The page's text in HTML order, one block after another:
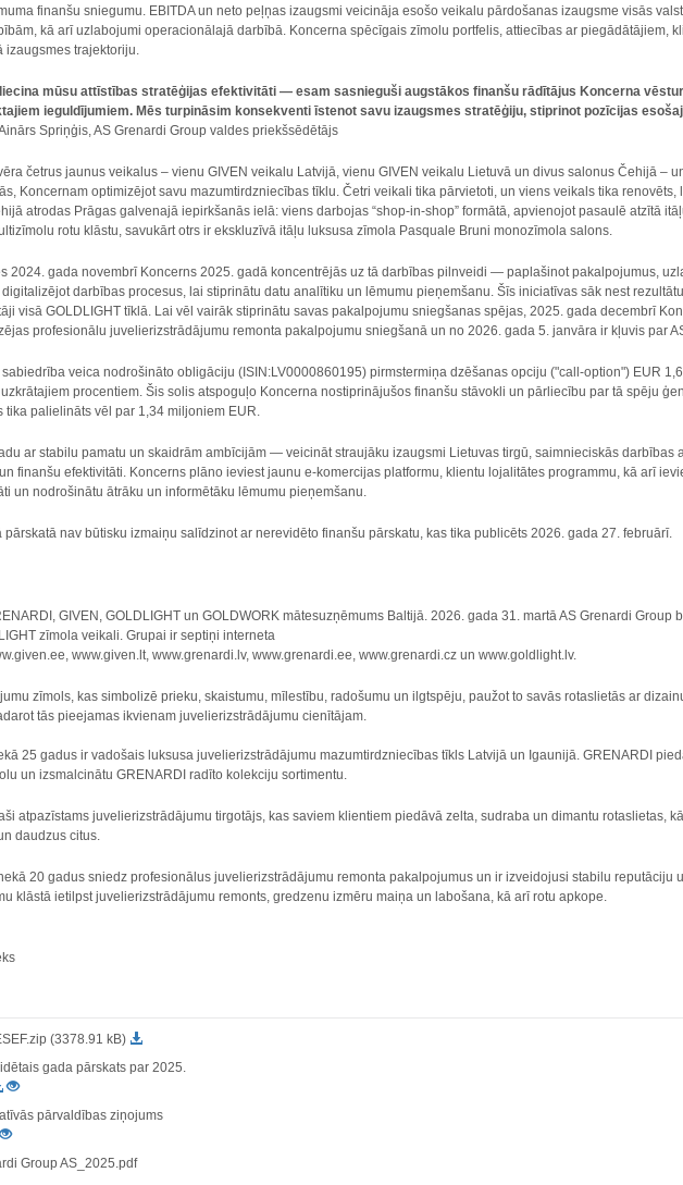
finanšu sniegumu. EBITDA un neto peļņas izaugsmi veicināja esošo veikalu pārdošanas izaugsme visās
kā arī uzlabojumi operacionālajā darbībā. Koncerna spēcīgais zīmolu portfelis, attiecības ar piegādātājiem,
izaugsmes trajektoriju.
mūsu attīstības stratēģijas efektivitāti — esam sasnieguši augstākos finanšu rādītājus Koncerna
ieguldījumiem. Mēs turpināsim konsekventi īstenot savu izaugsmes stratēģiju, stiprinot pozīcijas
Spriņģis, AS Grenardi Group valdes priekšsēdētājs
četrus jaunus veikalus – vienu GIVEN veikalu Latvijā, vienu GIVEN veikalu Lietuvā un divus salonus Čehijā –
Koncernam optimizējot savu mazumtirdzniecības tīklu. Četri veikali tika pārvietoti, un viens veikals tika
atrodas Prāgas galvenajā iepirkšanās ielā: viens darbojas “shop-in-shop” formātā, apvienojot pasaulē atzītā
rotu klāstu, savukārt otrs ir ekskluzīvā itāļu luksusa zīmola Pasquale Bruni monozīmola salons.
2024. gada novembrī Koncerns 2025. gadā koncentrējās uz tā darbības pilnveidi — paplašinot pakalpojumus,
darbības procesus, lai stiprinātu datu analītiku un lēmumu pieņemšanu. Šīs iniciatīvas sāk nest
visā GOLDLIGHT tīklā. Lai vēl vairāk stiprinātu savas pakalpojumu sniegšanas spējas, 2025. gada decembrī
profesionālu juvelierizstrādājumu remonta pakalpojumu sniegšanā un no 2026. gada 5. janvāra ir kļuvis par
veica nodrošināto obligāciju (ISIN:LV0000860195) pirmstermiņa dzēšanas opciju ("call-option") EUR
procentiem. Šis solis atspoguļo Koncerna nostiprinājušos finanšu stāvokli un pārliecību par tā spēju
tika palielināts vēl par 1,34 miljoniem EUR.
ar stabilu pamatu un skaidrām ambīcijām — veicināt straujāku izaugsmi Lietuvas tirgū, saimnieciskās darbības
finanšu efektivitāti. Koncerns plāno ieviest jaunu e-komercijas platformu, klientu lojalitātes programmu, kā arī
un nodrošinātu ātrāku un informētāku lēmumu pieņemšanu.
nav būtisku izmaiņu salīdzinot ar nerevidēto finanšu pārskatu, kas tika publicēts 2026. gada 27. februārī.
GIVEN, GOLDLIGHT un GOLDWORK mātesuzņēmums Baltijā. 2026. gada 31. martā AS Grenardi Group
zīmola veikali. Grupai ir septiņi interneta
www.given.lt, www.grenardi.lv, www.grenardi.ee, www.grenardi.cz un www.goldlight.lv.
zīmols, kas simbolizē prieku, skaistumu, mīlestību, radošumu un ilgtspēju, paužot to savās rotaslietās ar
tās pieejamas ikvienam juvelierizstrādājumu cienītājam.
25 gadus ir vadošais luksusa juvelierizstrādājumu mazumtirdzniecības tīkls Latvijā un Igaunijā. GRENARDI
un izsmalcinātu GRENARDI radīto kolekciju sortimentu.
atpazīstams juvelierizstrādājumu tirgotājs, kas saviem klientiem piedāvā zelta, sudraba un dimantu rotaslietas,
daudzus citus.
20 gadus sniedz profesionālus juvelierizstrādājumu remonta pakalpojumus un ir izveidojusi stabilu reputāciju
klāstā ietilpst juvelierizstrādājumu remonts, gredzenu izmēru maiņa un labošana, kā arī rotu apkope.
(3378.91 kB)
gada pārskats par 2025.
pārvaldības ziņojums
Group AS_2025.pdf